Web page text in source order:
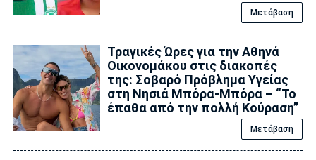
Μετάβαση
Τραγικές Ώρες για την Αθηνά
Οικονομάκου στις διακοπές
της: Σοβαρό Πρόβλημα Υγείας
στη Νησιά Μπόρα-Μπόρα – “Το
έπαθα από την πολλή Κούραση”
Μετάβαση